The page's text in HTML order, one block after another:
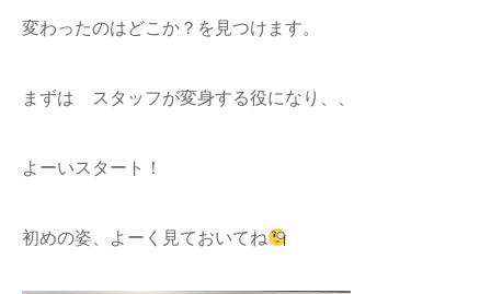
変わったのはどこか？を見つけます。
まずは スタッフが変身する役になり、、
よーいスタート！
初めの姿、よーく見ておいてね